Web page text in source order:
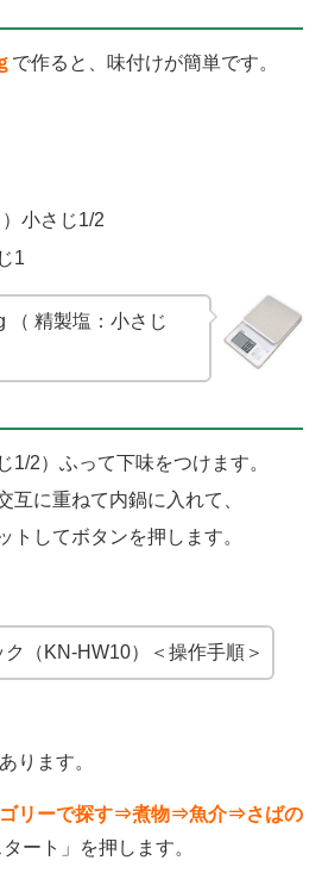
で作ると、味付けが簡単です。
小さじ1/2
（ 精製塩：小さじ
1/2）ふって下味をつけます。
互に重ねて内鍋に入れて、
トしてボタンを押します。
ク（KN-HW10）＜操作手順＞
ります。
リーで探す⇒煮物⇒魚介⇒さばの
ート」を押します。